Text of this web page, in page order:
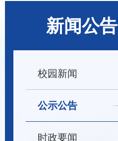
新闻公告
校园新闻
公示公告
时政要闻